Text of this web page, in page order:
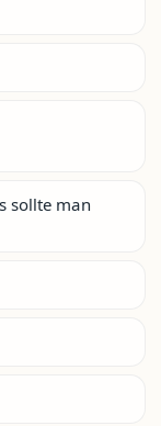
sollte man